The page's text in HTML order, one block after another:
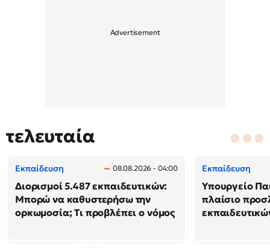
τελευταία
Εκπαίδευση 08.08.2026 - 04:00
Διορισμοί 5.487 εκπαιδευτικών:
Μπορώ να καθυστερήσω την
ορκωμοσία; Τι προβλέπει ο νόμος
Εκπαίδευση
Υπουργείο
πλαίσιο